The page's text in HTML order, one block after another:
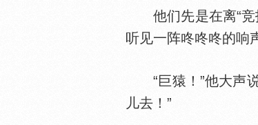
他们先是在离“竞
听见一阵咚咚咚的响
“巨猿！”他大声说
儿去！”